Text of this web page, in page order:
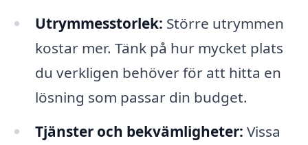
Utrymmesstorlek: Större utrymmen
kostar mer. Tänk på hur mycket plats
du verkligen behöver för att hitta en
lösning som passar din budget.
Tjänster och bekvämligheter: Vissa